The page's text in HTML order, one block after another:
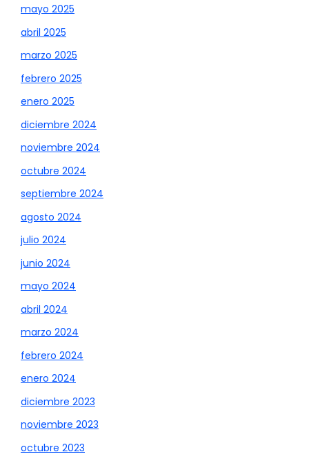
mayo 2025
abril 2025
marzo 2025
febrero 2025
enero 2025
diciembre 2024
noviembre 2024
octubre 2024
septiembre 2024
agosto 2024
julio 2024
junio 2024
mayo 2024
abril 2024
marzo 2024
febrero 2024
enero 2024
diciembre 2023
noviembre 2023
octubre 2023